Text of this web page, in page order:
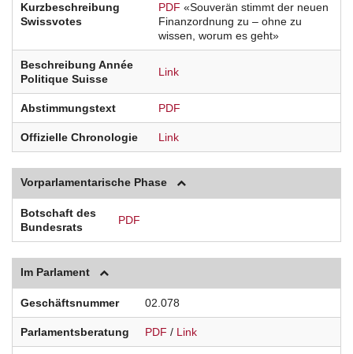
Kurzbeschreibung
Swissvotes
PDF «Souverän stimmt der neuen
Finanzordnung zu – ohne zu
wissen, worum es geht»
Beschreibung Année
Politique Suisse
Link
Abstimmungstext PDF
Offizielle Chronologie Link
Vorparlamentarische Phase
Botschaft des
Bundesrats
PDF
Im Parlament
Geschäftsnummer 02.078
Parlamentsberatung PDF / Link